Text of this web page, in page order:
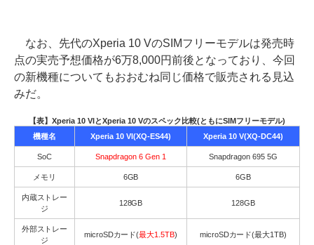
なお、先代のXperia 10 VのSIMフリーモデルは発売時
点の実売予想価格が6万8,000円前後となっており、今回
の新機種についてもおおむね同じ価格で販売される見込
みだ。
【表】Xperia 10 VIとXperia 10 Vのスペック比較(ともにSIMフリーモデル)
機種名
Xperia 10 VI(XQ-ES44) Xperia 10 V(XQ-DC44)
SoC Snapdragon 6 Gen 1 Snapdragon 695 5G
メモリ 6GB 6GB
内蔵ストレー
ジ
128GB 128GB
外部ストレー
ジ
microSDカード(最大1.5TB) microSDカード(最大1TB)